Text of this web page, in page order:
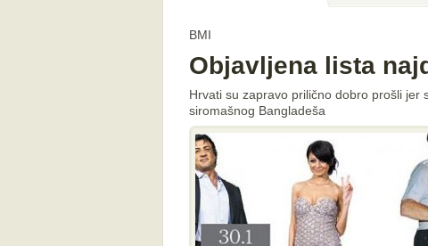
BMI
Objavljena lista
Hrvati su zapravo prilično dobro prošli jer
siromašnog Bangladeša